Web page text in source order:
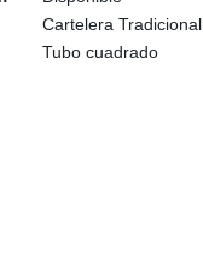
Cartelera Tradicional
Tubo cuadrado